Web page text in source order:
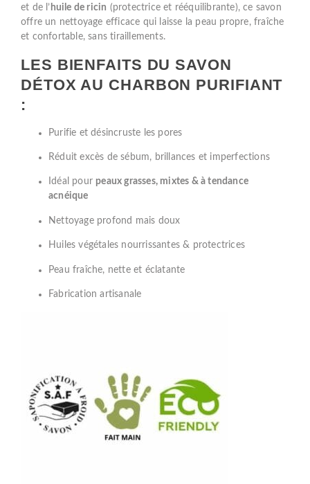
et de l’ huile de ricin (protectrice et rééquilibrante), ce savon
offre un nettoyage efficace qui laisse la peau propre, fraîche
et confortable, sans tiraillements.
LES BIENFAITS DU SAVON
DÉTOX AU CHARBON PURIFIANT
:
Purifie et désincruste les pores
Réduit excès de sébum, brillances et imperfections
Idéal pour peaux grasses, mixtes & à tendance
acnéique
Nettoyage profond mais doux
Huiles végétales nourrissantes & protectrices
Peau fraîche, nette et éclatante
Fabrication artisanale